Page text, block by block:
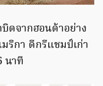
ดจากฮอนด้าอย่าง
ริกา ดีกรีแชมป์เก่า
นาที